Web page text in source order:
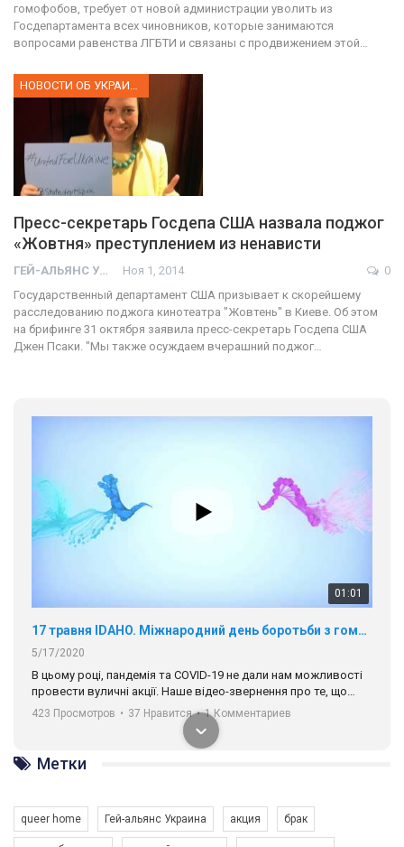
гомофобов, требует от новой администрации уволить из
Госдепартамента всех чиновников, которые занимаются
вопросами равенства ЛГБТИ и связаны с продвижением этой…
НОВОСТИ ОБ УКРАИНЕ
Пресс-секретарь Госдепа США назвала поджог
«Жовтня» преступлением из ненависти
ГЕЙ-АЛЬЯНС УКРАИНА Ноя 1, 2014
0
Государственный департамент США призывает к скорейшему
расследованию поджога кинотеатра "Жовтень" в Киеве. Об этом
на брифинге 31 октября заявила пресс-секретарь Госдепа США
Джен Псаки. "Мы также осуждаем вчерашний поджог…
01:01
17 травня IDAHO. Міжнародний день боротьби з гомофобією трансфобією і біфобія.
5/17/2020
В цьому році, пандемія та COVІD-19 не дали нам можливості
провести вуличні акції. Наше відео-звернення про те, що
навіть коли ми у різних містах та не можемо зустрінеться, ми
разом. Ми закликаємо всіх хто поділяє цінності рівності та
солідарності, приєднатися до нас. Регіональні підрозділи
ГАУ є в 16 областях України.
Разом наш голос лунає гучніше!
423 Просмотров • 37 Нравится • 1 Комментариев
Метки
queer home Гей-альянс Украина акция брак